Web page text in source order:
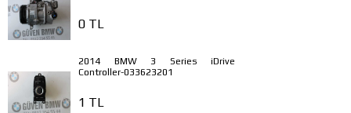
0 TL
2014 BMW 3 Series iDrive
Controller-033623201
1 TL